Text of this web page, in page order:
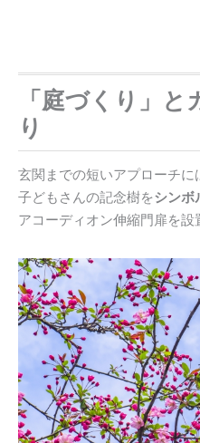
「庭づくり」と
り
玄関までの短いアプローチに
子どもさんの記念樹をシンボ
アコーディオン伸縮門扉を設